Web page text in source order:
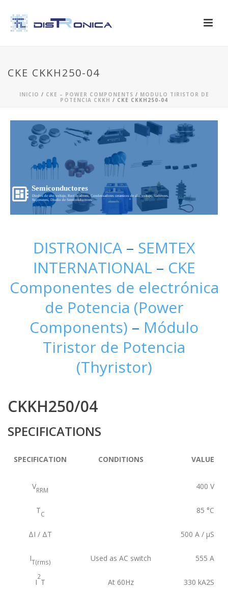
CKE CKKH250-04
INICIO / CKE – POWER COMPONENTS / MODULO TIRISTOR DE
POTENCIA CKKH / CKE CKKH250-04
Semiconductores
Diodos de alto voltaje, Rectificadores, Condensadores ceramicos de alto voltaje, Varistores,
Supresores, Diseño de Semiconductores...
DISTRONICA – SEMTEX
INTERNATIONAL – CKE
Componentes de electrónica
de Potencia (Power
Components) – Módulo
Tiristor de Potencia
(Thyristor)
CKKH250/04
SPECIFICATIONS
SPECIFICATION CONDITIONS VALUE
VRRM 400 V
TC 85 °C
ΔI / ΔT 500 A / µS
IT(rms) Used as AC switch 555 A
I
2
T At 60Hz 330 kA2S